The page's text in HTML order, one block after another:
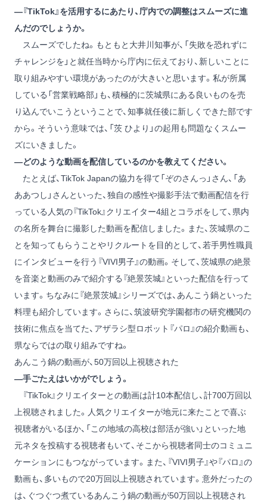
―『TikTok』を活用するにあたり、庁内での調整はスムーズに進
んだのでしょうか。
スムーズでしたね。もともと大井川知事が、「失敗を恐れずに
チャレンジを」と就任当時から庁内に伝えており、新しいことに
取り組みやすい環境があったのが大きいと思います。私が所属
している「営業戦略部」も、積極的に茨城県にある良いものを売
り込んでいこうということで、知事就任後に新しくできた部です
から。そういう意味では、「茨 ひより」の起用も問題なくスムー
ズにいきました。
―どのような動画を配信しているのかを教えてください。
たとえば、TikTok Japanの協力を得て「ぞのさんっ」さん、「あ
ああつし」さんといった、独自の感性や撮影手法で動画配信を行
っている人気の『TikTok』クリエイター4組とコラボをして、県内
の名所を舞台に撮影した動画を配信しました。また、茨城県のこ
とを知ってもらうことやリクルートを目的として、若手男性職員
にインタビューを行う『VIVI男子』の動画。そして、茨城県の絶景
を音楽と動画のみで紹介する『絶景茨城』といった配信を行って
います。ちなみに『絶景茨城』シリーズでは、あんこう鍋といった
料理も紹介しています。さらに、筑波研究学園都市の研究機関の
技術に焦点を当てた、アザラシ型ロボット『パロ』の紹介動画も、
県ならではの取り組みですね。
あんこう鍋の動画が、50万回以上視聴された
―手ごたえはいかがでしょう。
『TikTok』クリエイターとの動画は計10本配信し、計700万回以
上視聴されました。人気クリエイターが地元に来たことで喜ぶ
視聴者がいるほか、「この地域の高校は部活が強い」といった地
元ネタを投稿する視聴者もいて、そこから視聴者同士のコミュニ
ケーションにもつながっています。また、『VIVI男子』や『パロ』の
動画も、多いもので20万回以上視聴されています。意外だったの
は、ぐつぐつ煮ているあんこう鍋の動画が50万回以上視聴され